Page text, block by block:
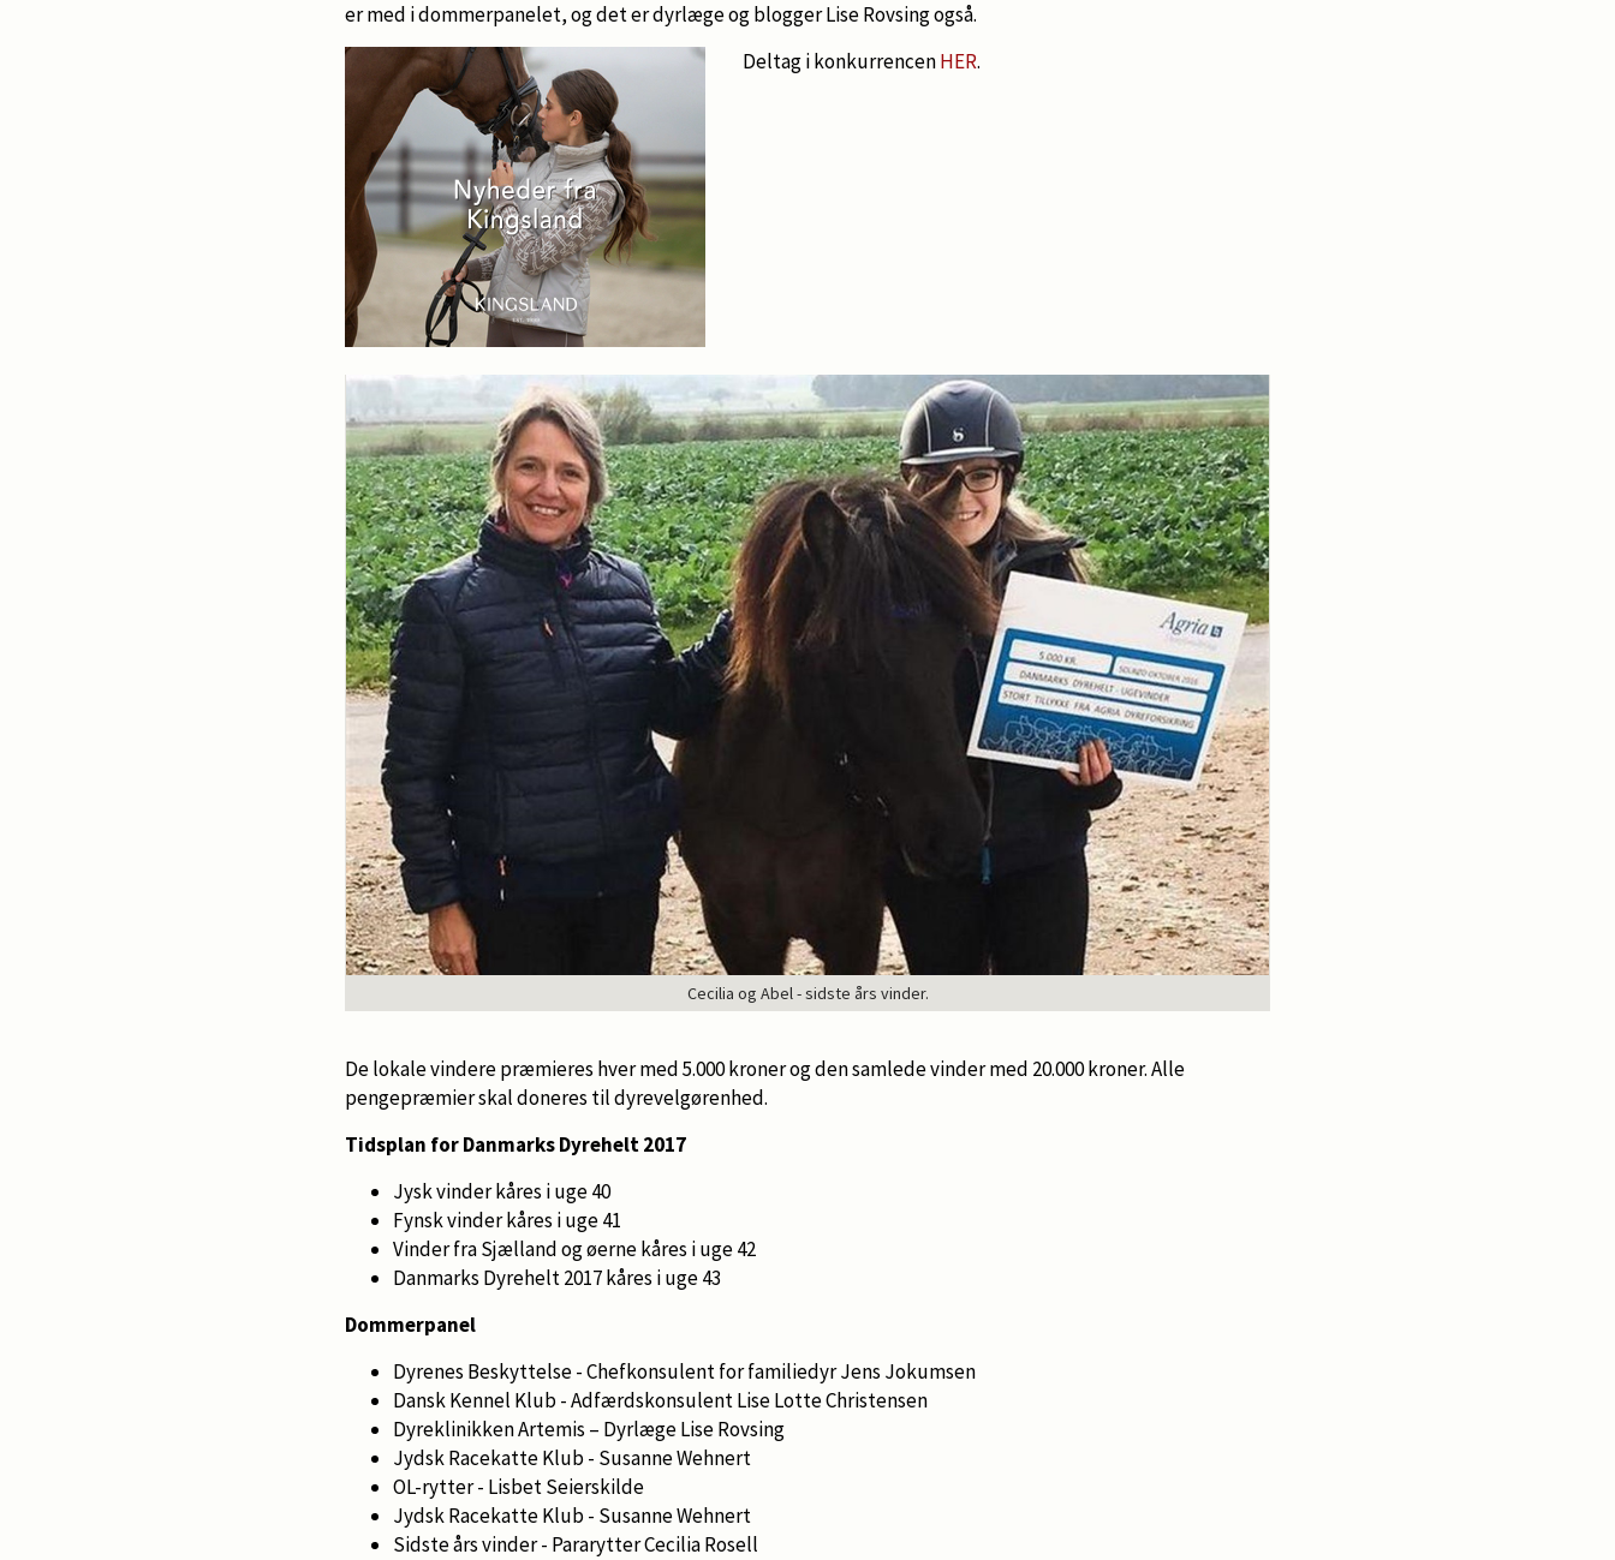
er med i dommerpanelet, og det er dyrlæge og blogger Lise Rovsing også.
Deltag i konkurrencenHER.
Cecilia og Abel - sidste års vinder.
De lokale vindere præmieres hver med 5.000 kroner og den samlede vinder med 20.000 kroner. Alle
pengepræmier skal doneres til dyrevelgørenhed.
Tidsplan for Danmarks Dyrehelt 2017
Jysk vinder kåres i uge 40
Fynsk vinder kåres i uge 41
Vinder fra Sjælland og øerne kåres i uge 42
Danmarks Dyrehelt 2017 kåres i uge 43
Dommerpanel
Dyrenes Beskyttelse - Chefkonsulent for familiedyr Jens Jokumsen
Dansk Kennel Klub - Adfærdskonsulent Lise Lotte Christensen
Dyreklinikken Artemis – Dyrlæge Lise Rovsing
Jydsk Racekatte Klub - Susanne Wehnert
OL-rytter - Lisbet Seierskilde
Jydsk Racekatte Klub - Susanne Wehnert
Sidste års vinder - Pararytter Cecilia Rosell